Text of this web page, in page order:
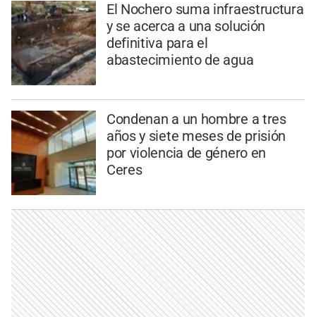
El Nochero suma infraestructura
y se acerca a una solución
definitiva para el
abastecimiento de agua
Condenan a un hombre a tres
años y siete meses de prisión
por violencia de género en
Ceres